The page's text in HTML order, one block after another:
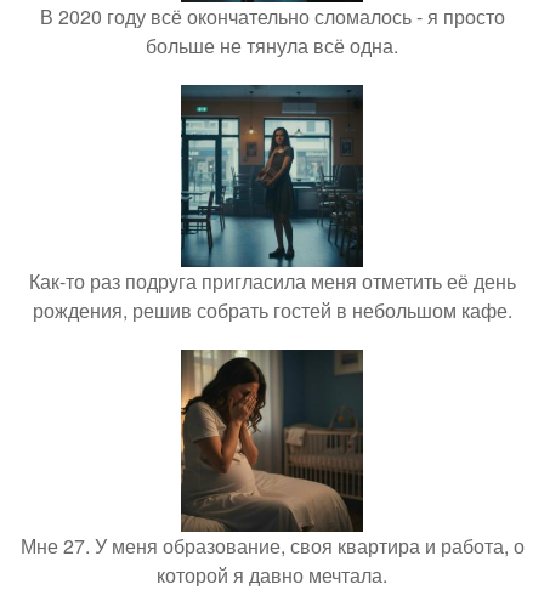
В 2020 году всё окончательно сломалось - я просто
больше не тянула всё одна.
Как-то раз подруга пригласила меня отметить её день
рождения, решив собрать гостей в небольшом кафе.
Мне 27. У меня образование, своя квартира и работа, о
которой я давно мечтала.